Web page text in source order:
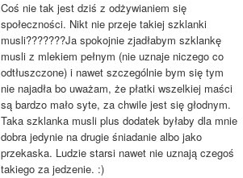
Coś nie tak jest dziś z odżywianiem się
społeczności. Nikt nie przeje takiej szklanki
musli???????Ja spokojnie zjadłabym szklankę
musli z mlekiem pełnym (nie uznaje niczego co
odtłuszczone) i nawet szczególnie bym się tym
nie najadła bo uważam, że płatki wszelkiej maści
są bardzo mało syte, za chwile jest się głodnym.
Taka szklanka musli plus dodatek byłaby dla mnie
dobra jedynie na drugie śniadanie albo jako
przekaska. Ludzie starsi nawet nie uznają czegoś
takiego za jedzenie. :)